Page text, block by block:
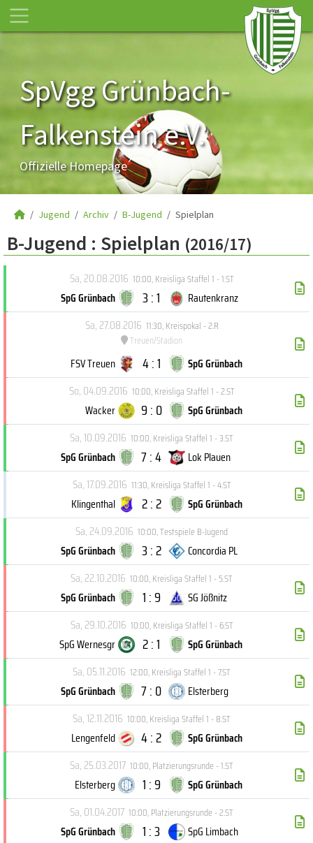
SpVgg Grünbach-
Falkenstein e.V.
Offizielle Homepage
Jugend Archiv B-Jugend Spielplan
B-Jugend : Spielplan (2016/17)
Sa, 20.08.2016 10:00,Kreisliga Staffel 1 - 1.ST
SpG Grünbach 3 : 1
Rautenkranz
Sa, 27.08.2016 11:30,Kreispokal - 2.R
Treuen/Stadion
FSV Treuen 4 : 1
SpG Grünbach
So, 04.09.2016 10:00,Kreisliga Staffel 1 - 2.ST
Wacker 9 : 0
SpG Grünbach
Sa, 10.09.2016 10:00,Kreisliga Staffel 1 - 3.ST
SpG Grünbach 7 : 4
Lok Plauen
Sa, 17.09.2016 11:30,Kreisliga Staffel 1 - 4.ST
Klingenthal 2 : 2
SpG Grünbach
Sa, 24.09.2016 10:00,Testspiele B-Jugend
SpG Grünbach 3 : 2
Concordia PL
Sa, 22.10.2016 10:00,Kreisliga Staffel 1 - 5.ST
SpG Grünbach 1 : 9
SG Jößnitz
Sa, 29.10.2016 10:00,Kreisliga Staffel 1 - 6.ST
SpG Wernesgr 2 : 1
SpG Grünbach
Sa, 05.11.2016 12:00,Kreisliga Staffel 1 - 7.ST
SpG Grünbach 7 : 0
Elsterberg
Sa, 12.11.2016 10:00,Kreisliga Staffel 1 - 8.ST
Lengenfeld 4 : 2
SpG Grünbach
Sa, 25.03.2017 10:00,Platzierungsrunde - 1.ST
Elsterberg 1 : 9
SpG Grünbach
Sa, 01.04.2017 10:00,Platzierungsrunde - 2.ST
SpG Grünbach 1 : 3
SpG Limbach